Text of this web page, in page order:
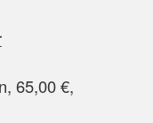
65,00 €,